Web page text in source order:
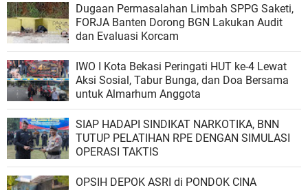
Dugaan Permasalahan Limbah SPPG Saketi,
FORJA Banten Dorong BGN Lakukan Audit
dan Evaluasi Korcam
IWO I Kota Bekasi Peringati HUT ke-4 Lewat
Aksi Sosial, Tabur Bunga, dan Doa Bersama
untuk Almarhum Anggota
SIAP HADAPI SINDIKAT NARKOTIKA, BNN
TUTUP PELATIHAN RPE DENGAN SIMULASI
OPERASI TAKTIS
OPSIH DEPOK ASRI di PONDOK CINA